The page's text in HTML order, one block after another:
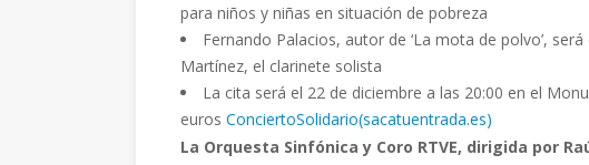
para niños y niñas en situación de pobreza
Fernando Palacios, autor de ‘La mota de polvo’,
Martínez, el clarinete solista
La cita será el 22 de diciembre a las 20:00 en el
euros ConciertoSolidario(sacatuentrada.es)
La Orquesta Sinfónica y Coro RTVE, dirigida por